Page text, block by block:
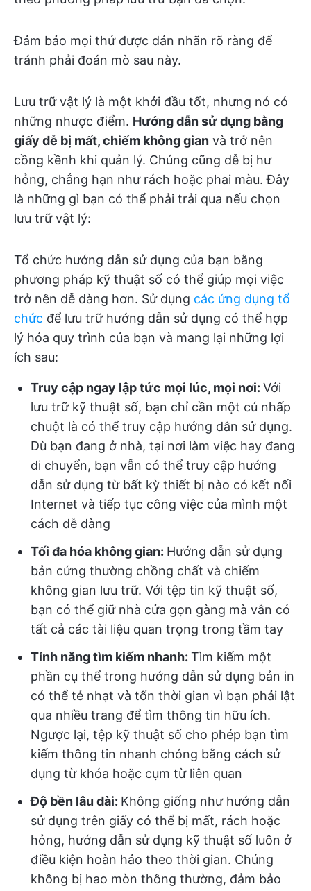
Đảm bảo mọi thứ được dán nhãn rõ ràng để
tránh phải đoán mò sau này.
Lưu trữ vật lý là một khởi đầu tốt, nhưng nó có
những nhược điểm. Hướng dẫn sử dụng bằng
giấy dễ bị mất, chiếm không gian và trở nên
cồng kềnh khi quản lý. Chúng cũng dễ bị hư
hỏng, chẳng hạn như rách hoặc phai màu. Đây
là những gì bạn có thể phải trải qua nếu chọn
lưu trữ vật lý:
Tổ chức hướng dẫn sử dụng của bạn bằng
phương pháp kỹ thuật số có thể giúp mọi việc
trở nên dễ dàng hơn. Sử dụng các ứng dụng tổ
chức để lưu trữ hướng dẫn sử dụng có thể hợp
lý hóa quy trình của bạn và mang lại những lợi
ích sau:
Truy cập ngay lập tức mọi lúc, mọi nơi: Với
lưu trữ kỹ thuật số, bạn chỉ cần một cú nhấp
chuột là có thể truy cập hướng dẫn sử dụng.
Dù bạn đang ở nhà, tại nơi làm việc hay đang
di chuyển, bạn vẫn có thể truy cập hướng
dẫn sử dụng từ bất kỳ thiết bị nào có kết nối
Internet và tiếp tục công việc của mình một
cách dễ dàng
Tối đa hóa không gian: Hướng dẫn sử dụng
bản cứng thường chồng chất và chiếm
không gian lưu trữ. Với tệp tin kỹ thuật số,
bạn có thể giữ nhà cửa gọn gàng mà vẫn có
tất cả các tài liệu quan trọng trong tầm tay
Tính năng tìm kiếm nhanh: Tìm kiếm một
phần cụ thể trong hướng dẫn sử dụng bản in
có thể tẻ nhạt và tốn thời gian vì bạn phải lật
qua nhiều trang để tìm thông tin hữu ích.
Ngược lại, tệp kỹ thuật số cho phép bạn tìm
kiếm thông tin nhanh chóng bằng cách sử
dụng từ khóa hoặc cụm từ liên quan
Độ bền lâu dài: Không giống như hướng dẫn
sử dụng trên giấy có thể bị mất, rách hoặc
hỏng, hướng dẫn sử dụng kỹ thuật số luôn ở
điều kiện hoàn hảo theo thời gian. Chúng
không bị hao mòn thông thường, đảm bảo